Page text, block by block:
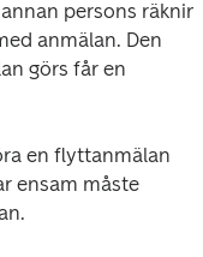
persons
anmälan. Den
görs får en
en flyttanmälan
ensam måste